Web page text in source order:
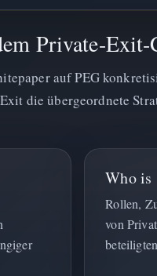
Private-
auf PEG
die übergeordnete
Who is
Rollen,
von